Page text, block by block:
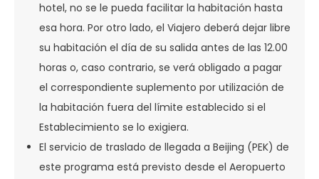
hotel, no se le pueda facilitar la habitación hasta
esa hora. Por otro lado, el Viajero deberá dejar libre
su habitación el día de su salida antes de las 12.00
horas o, caso contrario, se verá obligado a pagar
el correspondiente suplemento por utilización de
la habitación fuera del límite establecido si el
Establecimiento se lo exigiera.
El servicio de traslado de llegada a Beijing (PEK) de
este programa está previsto desde el Aeropuerto